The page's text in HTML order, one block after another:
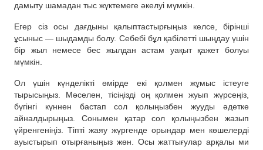
дамыту шамадан тыс жүктемеге әкелуі мүмкін.
Егер сіз осы дағдыны қалыптастырғыңыз келсе, бірінші
ұсыныс — шыдамды болу. Себебі бұл қабілетті шыңдау үшін
бір жыл немесе бес жылдан астам уақыт қажет болуы
мүмкін.
Ол үшін күнделікті өмірде екі қолмен жұмыс істеуге
тырысыңыз. Мәселен, тісіңізді оң қолмен жуып жүрсеңіз,
бүгінгі күннен бастап сол қолыңызбен жууды әдетке
айналдырыңыз. Сонымен қатар сол қолыңызбен жазып
үйренгеніңіз. Тіпті жаяу жүргенде орындар мен көшелерді
ауыстырып отырғаныңыз жөн. Осы жаттығулар арқалы ми